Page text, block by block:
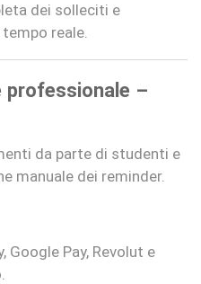
dei solleciti e
reale.
professionale –
da parte di studenti e
manuale dei reminder.
Google Pay, Revolut e